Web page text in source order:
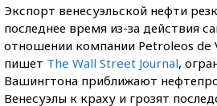
Экспорт венесуэльской нефти
последнее время из-за действия
отношении компании Petroleos de
пишет The Wall Street Journal,
Вашингтона приближают
Венесуэлы к краху и грозят